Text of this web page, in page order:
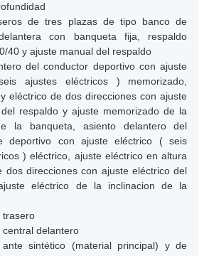
de tres plazas de tipo banco de
con banqueta fija, respaldo
40 y ajuste manual del respaldo
del conductor deportivo con ajuste
ajustes eléctricos ) memorizado,
eléctrico de dos direcciones con ajuste
respaldo y ajuste memorizado de la
la banqueta, asiento delantero del
deportivo con ajuste eléctrico ( seis
) eléctrico, ajuste eléctrico en altura
dos direcciones con ajuste eléctrico del
eléctrico de la inclinacion de la
trasero
delantero
sintético (material principal) y de